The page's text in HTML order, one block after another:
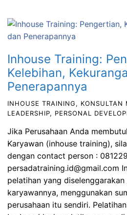
Inhouse Training:
Kelebihan,
Penerapannya
INHOUSE TRAINING, KONSULTAN
LEADERSHIP, PERSONAL
Jika Perusahaan Anda
Karyawan (inhouse training),
dengan contact person :
persadatraining.id@gmail.com
pelatihan yang
karyawannya, menggunakan
perusahaan itu sendiri.